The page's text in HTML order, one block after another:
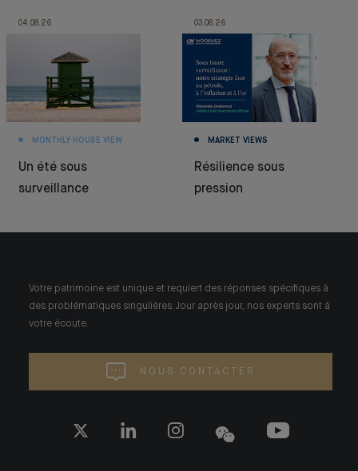
04.08.26
MONTHLY HOUSE VIEW
Un été sous
surveillance
03.08.26
MARKET VIEWS
Résilience sous
pression
Votre patrimoine est unique et requiert des réponses spécifiques à
des problématiques singulières. Jour après jour, nos experts sont à
votre écoute.
NOUS CONTACTER